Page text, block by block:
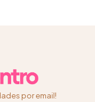
por email!